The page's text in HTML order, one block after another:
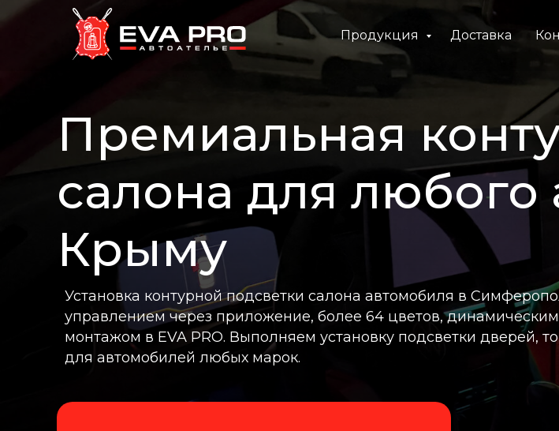
Продукция Доставка
Премиальная
салона для любого
Крыму
Установка контурной подсветки салона автомобиля в
управлением через приложение, более 64 цветов,
монтажом в EVA PRO. Выполняем установку подсветки дверей,
для автомобилей любых марок.